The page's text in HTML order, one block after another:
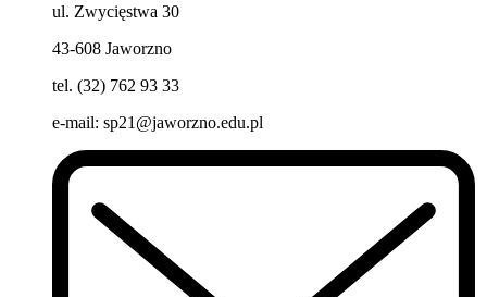
ul. Zwycięstwa 30
43-608 Jaworzno
tel. (32) 762 93 33
e-mail: sp21@jaworzno.edu.pl